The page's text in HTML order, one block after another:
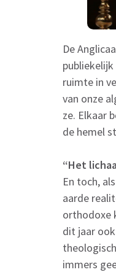
De
ruimte in
van onze
ze. Elkaar
de hemel
“Het
En toch,
aarde
orthodoxe
dit jaar
immers